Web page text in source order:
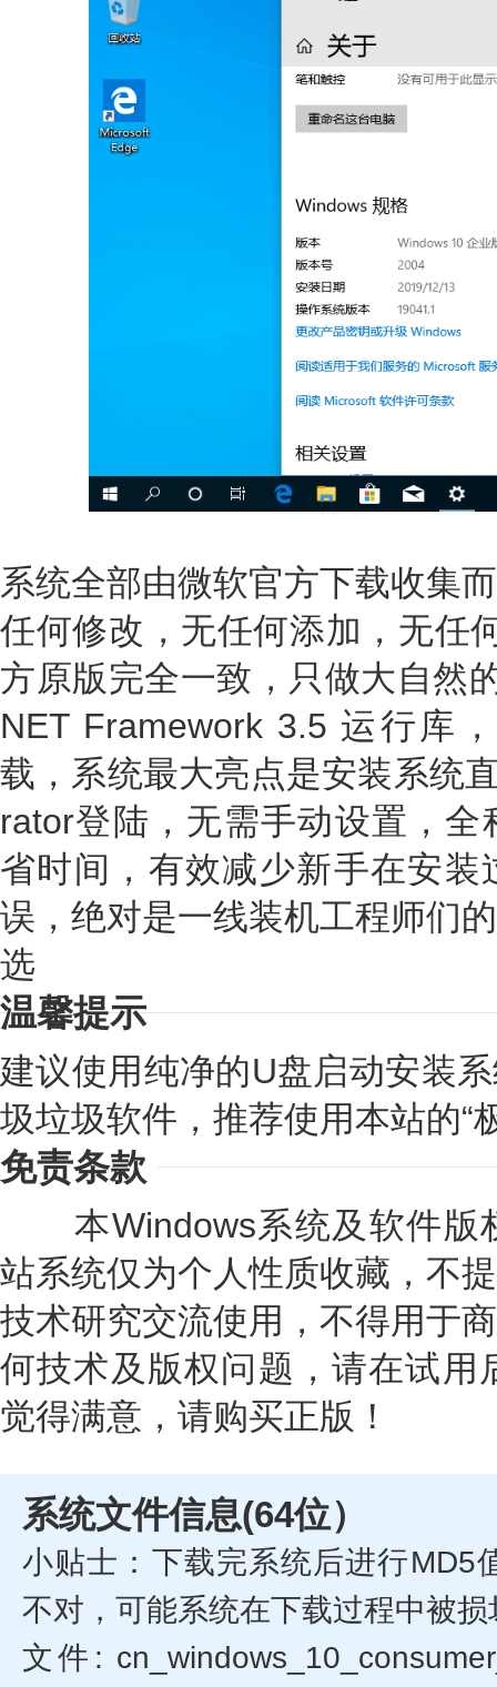
系统全部由微软官方下载收集
任何修改，无任何添加，无任
方原版完全一致，只做大自然
NET Framework 3.5 运行库
载，系统最大亮点是安装系统
rator登陆，无需手动设置，
省时间，有效减少新手在安
误，绝对是一线装机工程师们
选
温馨提示
建议使用纯净的U盘启动安装
圾垃圾软件，推荐使用本站的“
免责条款
本Windows系统及软件版
站系统仅为个人性质收藏，不
技术研究交流使用，不得用于
何技术及版权问题，请在试用
觉得满意，请购买正版！
系统文件信息(64位）
小贴士：下载完系统后进行MD5
不对，可能系统在下载过程中被
文件: